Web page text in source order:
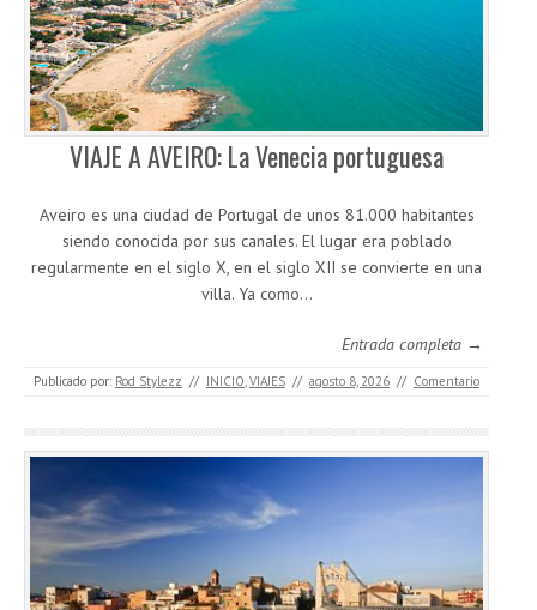
VIAJE A AVEIRO: La Venecia portuguesa
Aveiro es una ciudad de Portugal de unos 81.000 habitantes
siendo conocida por sus canales. El lugar era poblado
regularmente en el siglo X, en el siglo XII se convierte en una
villa. Ya como…
Entrada completa →
Publicado por: Rod Stylezz // INICIO,VIAJES // agosto 8, 2026 // Comentario